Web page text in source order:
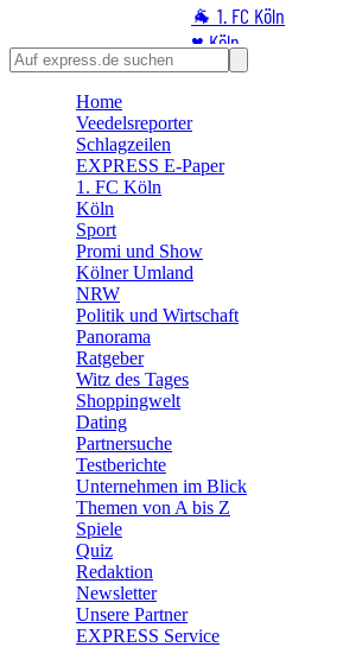
🐐 1. FC Köln
♥️ Köln
⭐ Promi
🛒 Shoppingwelt
🧩 Spiele
Home
Veedelsreporter
Schlagzeilen
EXPRESS E-Paper
1. FC Köln
Köln
Sport
Promi und Show
Kölner Umland
NRW
Politik und Wirtschaft
Panorama
Ratgeber
Witz des Tages
Shoppingwelt
Dating
Partnersuche
Testberichte
Unternehmen im Blick
Themen von A bis Z
Spiele
Quiz
Redaktion
Newsletter
Unsere Partner
EXPRESS Service